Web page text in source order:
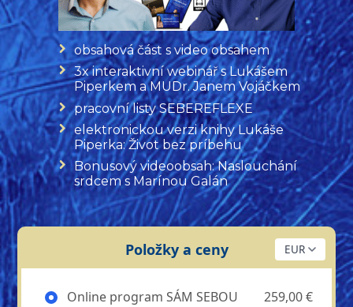
obsahová část s video obsahem
3x interaktivní webinář s Lukášem
Piperkem a MUDr. Janem Vojáčkem
pracovní listy SEBEREFLEXE
elektronickou verzi knihy Lukáše
Piperka: Život bez príbehu
Bonusový videoobsah: Naslouchání
srdcem s Marínou Galán
Položky a ceny
Online program SÁM SEBOU 259,00 €